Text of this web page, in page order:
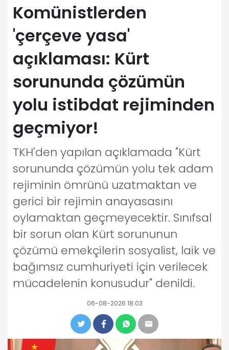
Komünistlerden
'çerçeve yasa'
açıklaması: Kürt
sorununda çözümün
yolu istibdat rejiminden
geçmiyor!
TKH'den yapılan açıklamada "Kürt
sorununda çözümün yolu tek adam
rejiminin ömrünü uzatmaktan ve
gerici bir rejimin anayasasını
oylamaktan geçmeyecektir. Sınıfsal
bir sorun olan Kürt sorununun
çözümü emekçilerin sosyalist, laik ve
bağımsız cumhuriyeti için verilecek
mücadelenin konusudur" denildi.
06-08-2026 18:03